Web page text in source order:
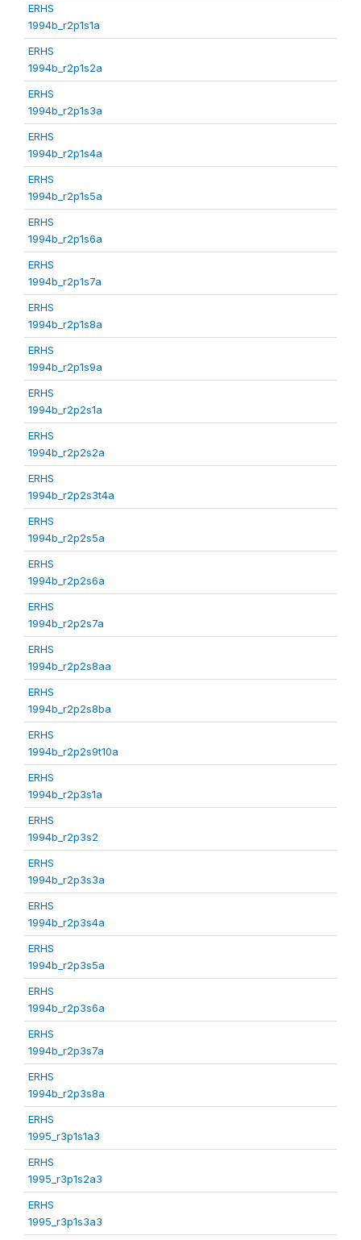
ERHS
1994b_r2p1s1a
ERHS
1994b_r2p1s2a
ERHS
1994b_r2p1s3a
ERHS
1994b_r2p1s4a
ERHS
1994b_r2p1s5a
ERHS
1994b_r2p1s6a
ERHS
1994b_r2p1s7a
ERHS
1994b_r2p1s8a
ERHS
1994b_r2p1s9a
ERHS
1994b_r2p2s1a
ERHS
1994b_r2p2s2a
ERHS
1994b_r2p2s3t4a
ERHS
1994b_r2p2s5a
ERHS
1994b_r2p2s6a
ERHS
1994b_r2p2s7a
ERHS
1994b_r2p2s8aa
ERHS
1994b_r2p2s8ba
ERHS
1994b_r2p2s9t10a
ERHS
1994b_r2p3s1a
ERHS
1994b_r2p3s2
ERHS
1994b_r2p3s3a
ERHS
1994b_r2p3s4a
ERHS
1994b_r2p3s5a
ERHS
1994b_r2p3s6a
ERHS
1994b_r2p3s7a
ERHS
1994b_r2p3s8a
ERHS
1995_r3p1s1a3
ERHS
1995_r3p1s2a3
ERHS
1995_r3p1s3a3